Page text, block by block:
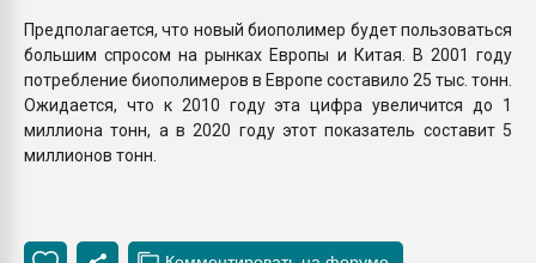
Предполагается, что новый биополимер будет пользоваться
большим спросом на рынках Европы и Китая. В 2001 году
потребление биополимеров в Европе составило 25 тыс. тонн.
Ожидается, что к 2010 году эта цифра увеличится до 1
миллиона тонн, а в 2020 году этот показатель составит 5
миллионов тонн.